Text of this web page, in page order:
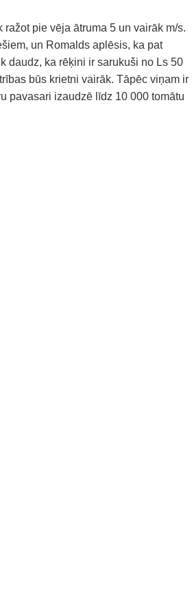
pie vēja ātruma 5 un vairāk m/s.
un Romalds aplēsis, ka pat
daudz, ka rēķini ir sarukuši no Ls 50
būs krietni vairāk. Tāpēc viņam ir
pavasari izaudzē līdz 10 000 tomātu